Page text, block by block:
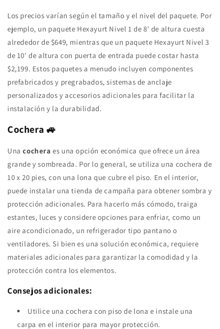
Los precios varían según el tamaño y el nivel del paquete. Por
ejemplo, un paquete Hexayurt Nivel 1 de 8' de altura cuesta
alrededor de $649, mientras que un paquete Hexayurt Nivel 3
de 10' de altura con puerta de entrada puede costar hasta
$2,199. Estos paquetes a menudo incluyen componentes
prefabricados y pregrabados, sistemas de anclaje
personalizados y accesorios adicionales para facilitar la
instalación y la durabilidad.
Cochera 🚙
Unacochera es una opción económica que ofrece un área
grande y sombreada. Por lo general, se utiliza una cochera de
10 x 20 pies, con una lona que cubre el piso. En el interior,
puede instalar una tienda de campaña para obtener sombra y
protección adicionales. Para hacerlo más cómodo, traiga
estantes, luces y considere opciones para enfriar, como un
aire acondicionado, un refrigerador tipo pantano o
ventiladores. Si bien es una solución económica, requiere
materiales adicionales para garantizar la comodidad y la
protección contra los elementos.
Consejos adicionales:
Utilice una cochera con piso de lona e instale una
carpa en el interior para mayor protección.